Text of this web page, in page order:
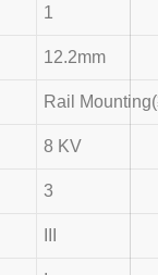
1
12.2mm
Rail
8 KV
3